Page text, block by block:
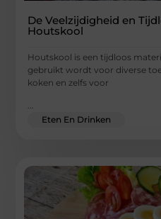
De Veelzijdigheid en
Houtskool
Houtskool is een tijdloos
gebruikt wordt voor diverse
koken en zelfs voor
...
Eten En Drinken